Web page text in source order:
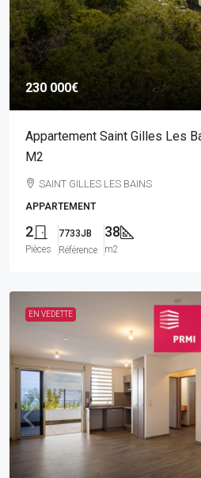
230 000€
Appartement Saint Gilles Les
M2
SAINT GILLES LES BAINS
APPARTEMENT
2
Pièces
7733JB
Référence
38
m2
EN VEDETTE